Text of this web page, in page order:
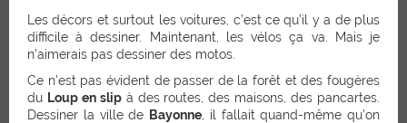
Les décors et surtout les voitures, c’est ce qu’il y a de plus
difficile à dessiner. Maintenant, les vélos ça va. Mais je
n’aimerais pas dessiner des motos.
Ce n’est pas évident de passer de la forêt et des fougères
du Loup en slipà des routes, des maisons, des pancartes.
Dessiner la ville de Bayonne , il fallait quand-même qu’on